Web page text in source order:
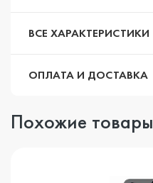
ВСЕ ХАРАКТЕРИСТИКИ
ОПЛАТА И ДОСТАВКА
Похожие товары